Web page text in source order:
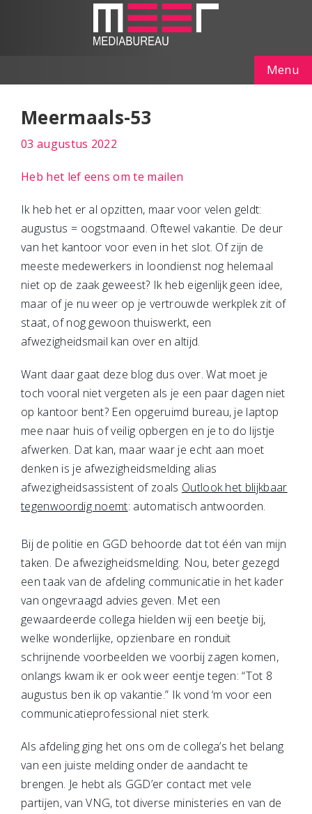
Menu
Meermaals-53
03 augustus 2022
Heb het lef eens om te mailen
Ik heb het er al opzitten, maar voor velen geldt:
augustus = oogstmaand. Oftewel vakantie. De deur
van het kantoor voor even in het slot. Of zijn de
meeste medewerkers in loondienst nog helemaal
niet op de zaak geweest? Ik heb eigenlijk geen idee,
maar of je nu weer op je vertrouwde werkplek zit of
staat, of nog gewoon thuiswerkt, een
afwezigheidsmail kan over en altijd.
Want daar gaat deze blog dus over. Wat moet je
toch vooral niet vergeten als je een paar dagen niet
op kantoor bent? Een opgeruimd bureau, je laptop
mee naar huis of veilig opbergen en je to do lijstje
afwerken. Dat kan, maar waar je echt aan moet
denken is je afwezigheidsmelding alias
afwezigheidsassistent of zoals Outlook het blijkbaar
tegenwoordig noemt: automatisch antwoorden.
Bij de politie en GGD behoorde dat tot één van mijn
taken. De afwezigheidsmelding. Nou, beter gezegd
een taak van de afdeling communicatie in het kader
van ongevraagd advies geven. Met een
gewaardeerde collega hielden wij een beetje bij,
welke wonderlijke, opzienbare en ronduit
schrijnende voorbeelden we voorbij zagen komen,
onlangs kwam ik er ook weer eentje tegen: “Tot 8
augustus ben ik op vakantie.” Ik vond ‘m voor een
communicatieprofessional niet sterk.
Als afdeling ging het ons om de collega’s het belang
van een juiste melding onder de aandacht te
brengen. Je hebt als GGD’er contact met vele
partijen, van VNG, tot diverse ministeries en van de